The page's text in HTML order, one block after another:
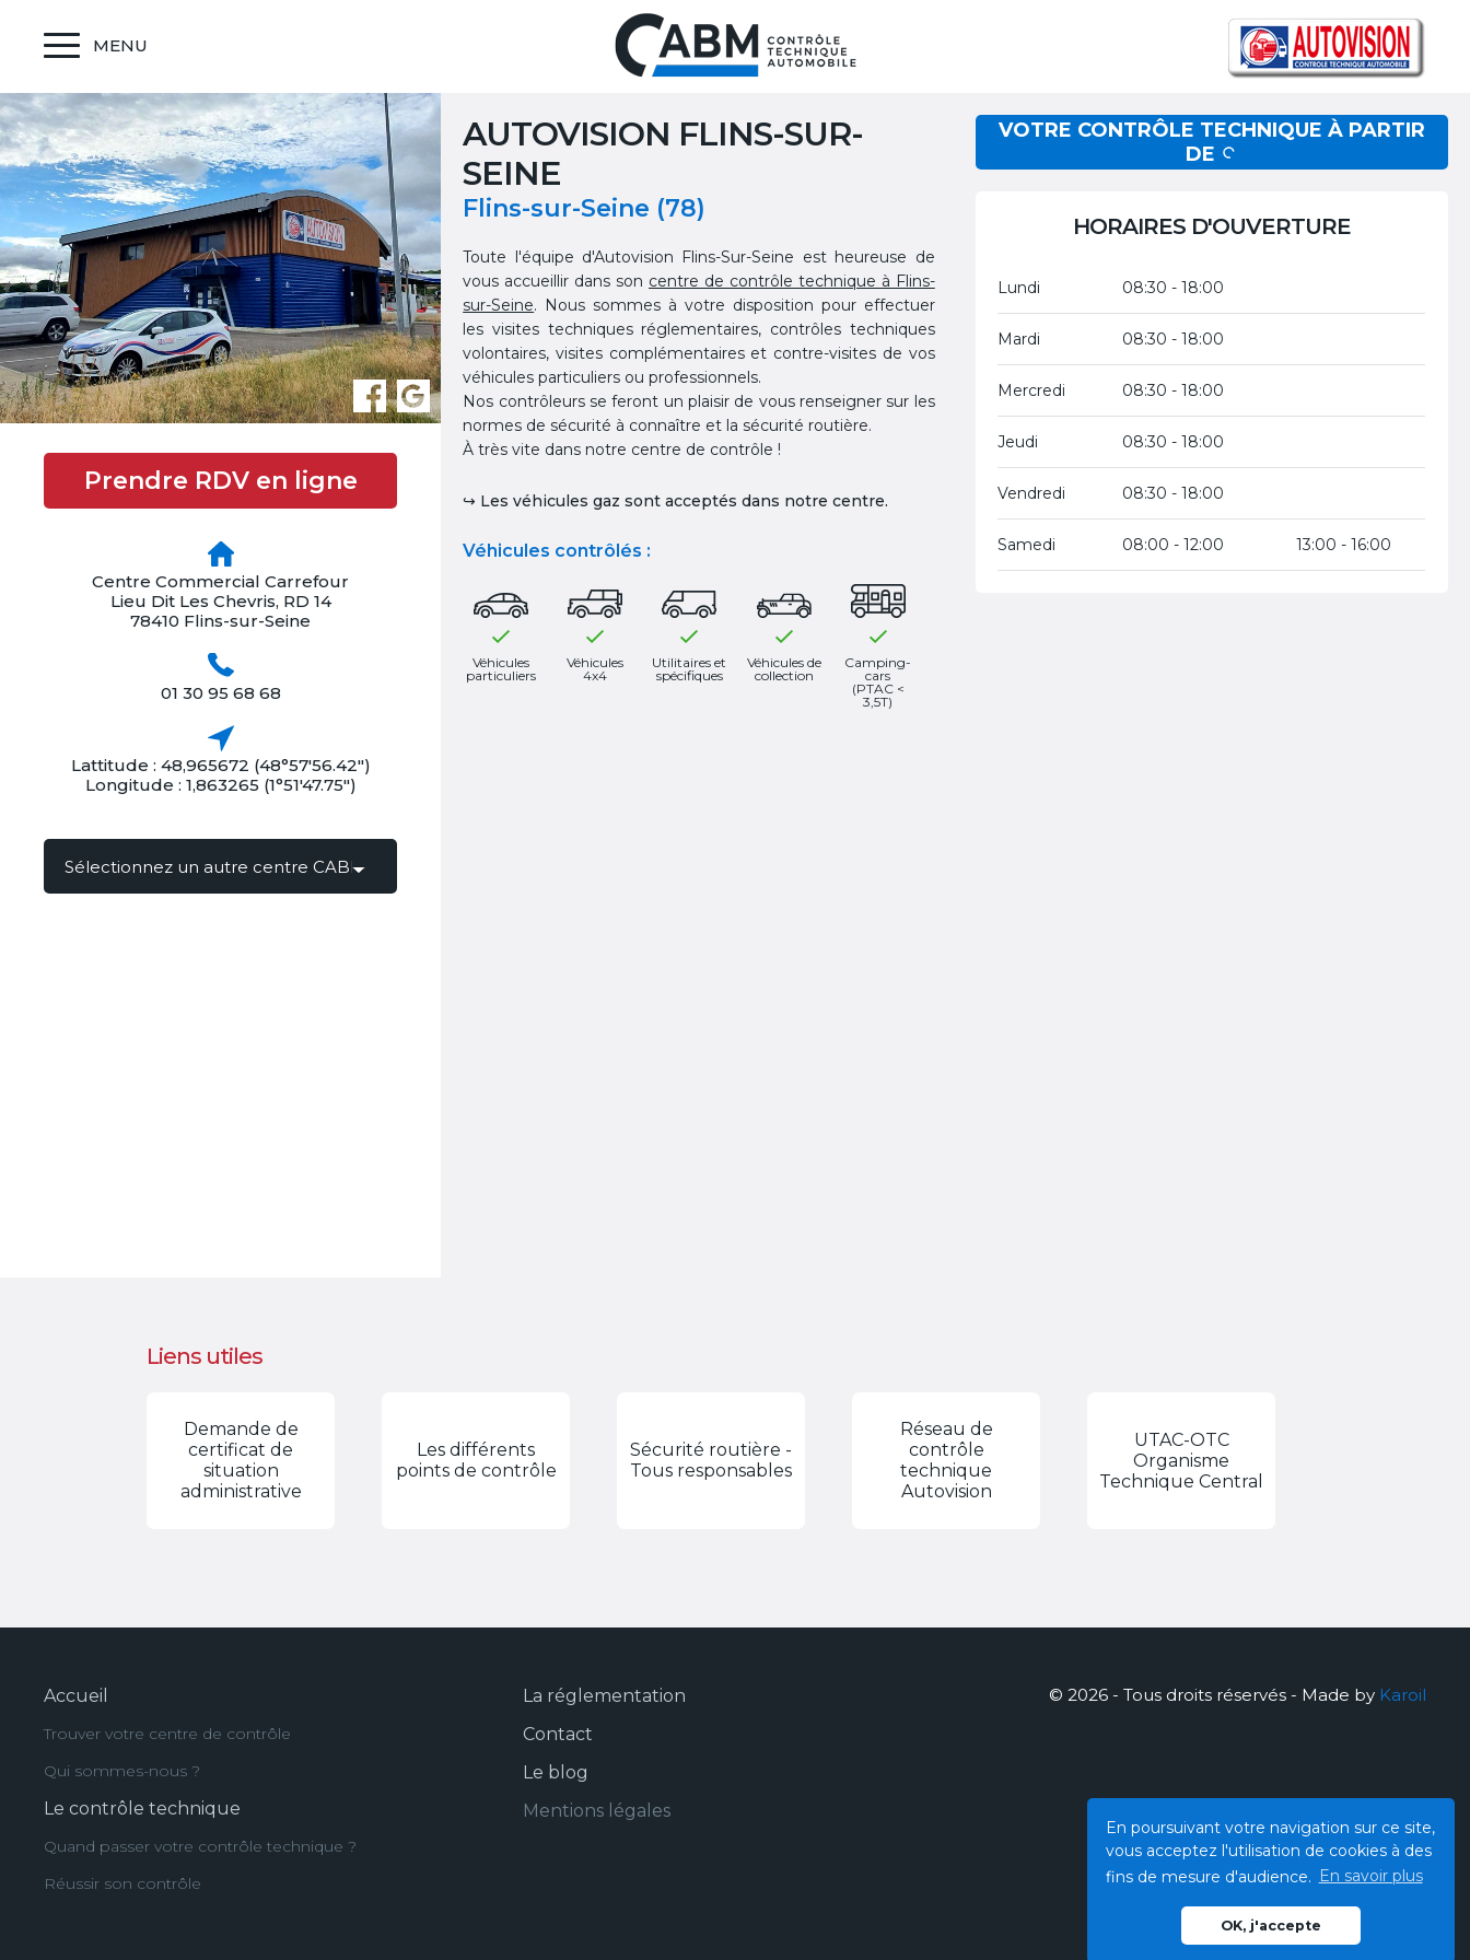
En poursuivant votre navigation sur ce site,
vous acceptez l'utilisation de cookies à des
fins de mesure d'audience.
En savoir plus
OK, j'accepte
MENU
Prendre RDV en ligne
Centre Commercial Carrefour
Lieu Dit Les Chevris, RD 14
78410 Flins-sur-Seine
01 30 95 68 68
Lattitude : 48,965672 (48°57'56.42")
Longitude : 1,863265 (1°51'47.75")
AUTOVISION FLINS-SUR-
SEINE
Flins-sur-Seine (78)
Toute l'équipe d'Autovision Flins-Sur-Seine est heureuse de
vous accueillir dans son centre de contrôle technique à Flins-
sur-Seine. Nous sommes à votre disposition pour effectuer
les visites techniques réglementaires, contrôles techniques
volontaires, visites complémentaires et contre-visites de vos
véhicules particuliers ou professionnels.
Nos contrôleurs se feront un plaisir de vous renseigner sur les
normes de sécurité à connaître et la sécurité routière.
À très vite dans notre centre de contrôle !
↪ Les véhicules gaz sont acceptés dans notre centre.
Véhicules contrôlés :
Véhicules
particuliers
Véhicules
4x4
Utilitaires et
spécifiques
Véhicules de
collection
Camping-
cars
(PTAC <
3,5T)
VOTRE CONTRÔLE TECHNIQUE À PARTIR
DE
HORAIRES D'OUVERTURE
Lundi 08:30 - 18:00
Mardi 08:30 - 18:00
Mercredi 08:30 - 18:00
Jeudi 08:30 - 18:00
Vendredi 08:30 - 18:00
Samedi 08:00 - 12:00 13:00 - 16:00
Liens utiles
Demande de
certificat de
situation
administrative
Les différents
points de contrôle
Sécurité routière -
Tous responsables
Réseau de
contrôle
technique
Autovision
UTAC-OTC
Organisme
Technique Central
Accueil
Trouver votre centre de contrôle
Qui sommes-nous ?
Le contrôle technique
Quand passer votre contrôle technique ?
Réussir son contrôle
La réglementation
Contact
Le blog
Mentions légales
© 2026 - Tous droits réservés - Made by Karoil